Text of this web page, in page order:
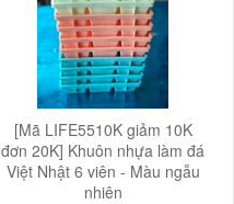
[Mã LIFE5510K giảm 10K
đơn 20K] Khuôn nhựa làm đá
Việt Nhật 6 viên - Màu ngẫu
nhiên